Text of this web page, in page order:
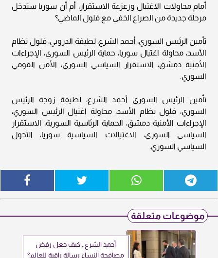
أمام محاولات الاغتيال وزعزعة الاستقرار، أم أن سوريا ستدخل
مرحلة جديدة من الصراع الخفي مع فلول الماضي؟
تأمين الرئيس السوري، أحمد الشرع، لطيفة الدروبي، فلول نظام
الأسد، محاولة اغتيال سوريا، حماية الرئيس السوري، الإجراءات
الأمنية دمشق، الاستقرار السياسي السوري، الأمن القومي
السوري.
تأمين الرئيس السوري أحمد الشرع، لطيفة زوجة الرئيس
السوري، فلول نظام الأسد، محاولة اغتيال الرئيس السوري،
الإجراءات الأمنية دمشق، الحماية الرئاسية السورية، الاستقرار
السياسي السوري، الاغتيالات السياسية سوريا، التحول
السياسي السوري.
موضوعات متعلقة
أحمد الشرع.. كيف جعل رفض
مصافحة النساء رسالة راقية للعالم؟